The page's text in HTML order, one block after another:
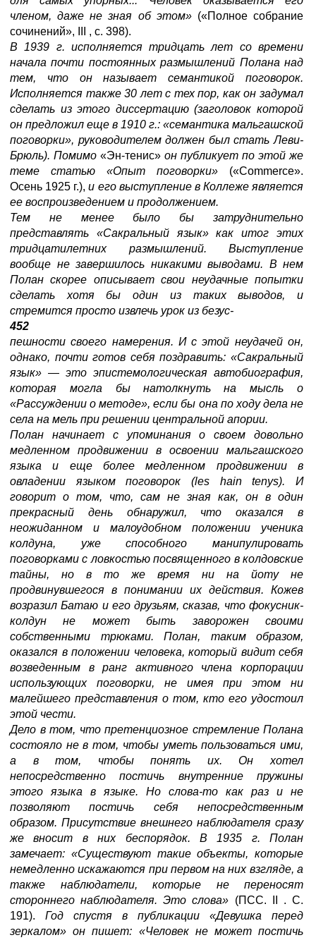
членом, даже не зная об этом» («Полное собрание
сочинений», III , с. 398).
В 1939 г. исполняется тридцать лет со времени
начала почти постоянных размышлений Полана над
тем, что он называет семантикой поговорок.
Исполняется также 30 лет с тех пор, как он задумал
сделать из этого диссертацию (заголовок которой
он предложил еще в 1910 г.: «семантика мальгашской
поговорки», руководителем должен был стать Леви-
Брюль). Помимо «Эн-тенис» он публикует по этой же
теме статью «Опыт поговорки» («Commerce».
Осень 1925 г.),и его выступление в Коллеже является
ее воспроизведением и продолжением.
Тем не менее было бы затруднительно
представлять «Сакральный язык» как итог этих
тридцатилетних размышлений. Выступление
вообще не завершилось никакими выводами. В нем
Полан скорее описывает свои неудачные попытки
сделать хотя бы один из таких выводов, и
стремится просто извлечь урок из безус-
452
пешности своего намерения. И с этой неудачей он,
однако, почти готов себя поздравить: «Сакральный
язык» — это эпистемологическая автобиография,
которая могла бы натолкнуть на мысль о
«Рассуждении о методе», если бы она по ходу дела не
села на мель при решении центральной апории.
Полан начинает с упоминания о своем довольно
медленном продвижении в освоении мальгашского
языка и еще более медленном продвижении в
овладении языком поговорок (les hain tenys). И
говорит о том, что, сам не зная как, он в один
прекрасный день обнаружил, что оказался в
неожиданном и малоудобном положении ученика
колдуна, уже способного манипулировать
поговорками с ловкостью посвященного в колдовские
тайны, но в то же время ни на йоту не
продвинувшегося в понимании их действия. Кожев
возразил Батаю и его друзьям, сказав, что фокусник-
колдун не может быть заворожен своими
собственными трюками. Полан, таким образом,
оказался в положении человека, который видит себя
возведенным в ранг активного члена корпорации
использующих поговорки, не имея при этом ни
малейшего представления о том, кто его удостоил
этой чести.
Дело в том, что претенциозное стремление Полана
состояло не в том, чтобы уметь пользоваться ими,
а в том, чтобы понять их. Он хотел
непосредственно постичь внутренние пружины
этого языка в языке. Но слова-то как раз и не
позволяют постичь себя непосредственным
образом. Присутствие внешнего наблюдателя сразу
же вносит в них беспорядок. В 1935 г. Полан
замечает: «Существуют такие объекты, которые
немедленно искажаются при первом на них взгляде, а
также наблюдатели, которые не переносят
стороннего наблюдателя. Это слова» (ПСС. II . С.
191). Год спустя в публикации «Девушка перед
зеркалом» он пишет: «Человек не может постичь